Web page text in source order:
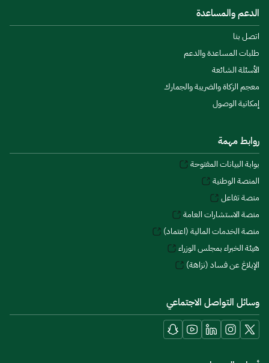
الدعم والمساعدة
اتصل بنا
طلبات المساعدة والدعم
الأسئلة الشائعة
معجم الزكاة والضريبة والجمارك
إمكانية الوصول
روابط مهمة
بوابة البيانات المفتوحة
المنصة الوطنية
منصة تفاعل
منصة الاستشارات العامة
منصة الخدمات المالية (اعتماد)
هيئة الخبراء بمجلس الوزراء
الإبلاغ عن فساد (نزاهة)
وسائل التواصل الاجتماعي